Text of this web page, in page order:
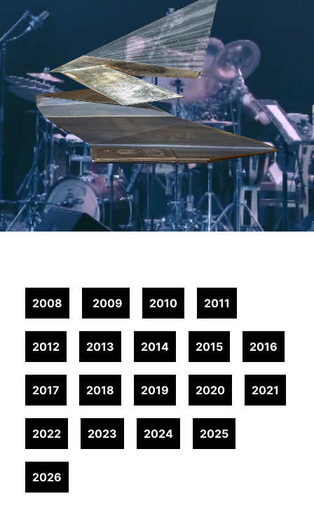
Získali sme cenu Krištálové krídlo
2008 2009 2010 2011
2012 2013 2014 2015 2016
2017 2018 2019 2020 2021
2022 2023 2024 2025
2026